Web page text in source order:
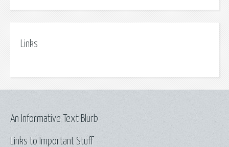
Links
Links to Important Stuff
An Informative Text Blurb